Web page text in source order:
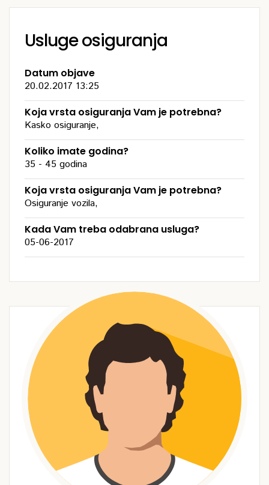
Usluge osiguranja
Datum objave
20.02.2017 13:25
Koja vrsta osiguranja Vam je potrebna?
Kasko osiguranje,
Koliko imate godina?
35 - 45 godina
Koja vrsta osiguranja Vam je potrebna?
Osiguranje vozila,
Kada Vam treba odabrana usluga?
05-06-2017